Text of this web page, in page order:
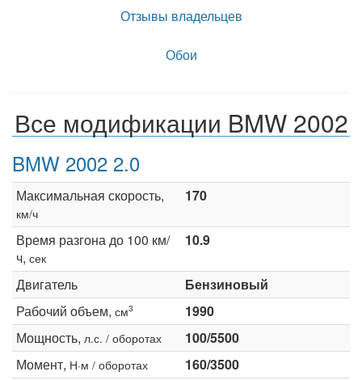
Отзывы владельцев
Обои
Все модификации BMW 2002
BMW 2002 2.0
Максимальная скорость,
км/ч
170
Время разгона до 100 км/
ч, сек
10.9
Двигатель
Бензиновый
Рабочий объем, см3
1990
Мощность, л.с. / оборотах
100/5500
Момент, Н·м / оборотах
160/3500